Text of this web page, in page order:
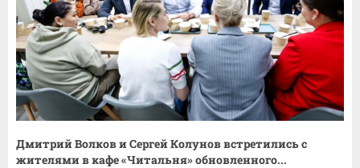
Дмитрий Волков и Сергей Колунов встретились с
жителями в кафе «Читальня» обновленного...